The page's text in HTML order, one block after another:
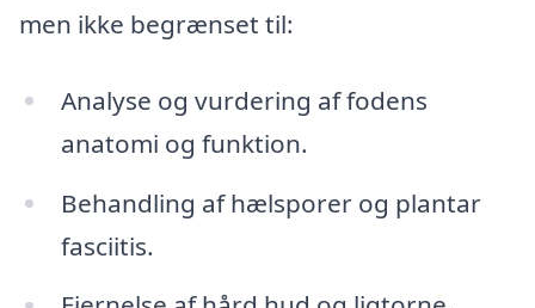
men ikke begrænset til:
Analyse og vurdering af fodens
anatomi og funktion.
Behandling af hælsporer og plantar
fasciitis.